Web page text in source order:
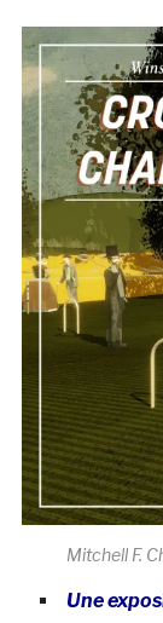
Mitchell F.
Une